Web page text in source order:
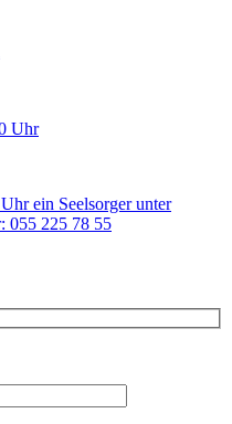
Uhr
ein Seelsorger unter
055 225 78 55